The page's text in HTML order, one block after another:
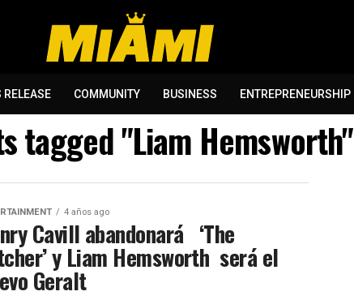
RELEASE COMMUNITY BUSINESS ENTREPRENEURSHIP
tagged "Liam Hemsworth"
4 años ago
Cavill abandonará ‘The
y Liam Hemsworth será el
Geralt